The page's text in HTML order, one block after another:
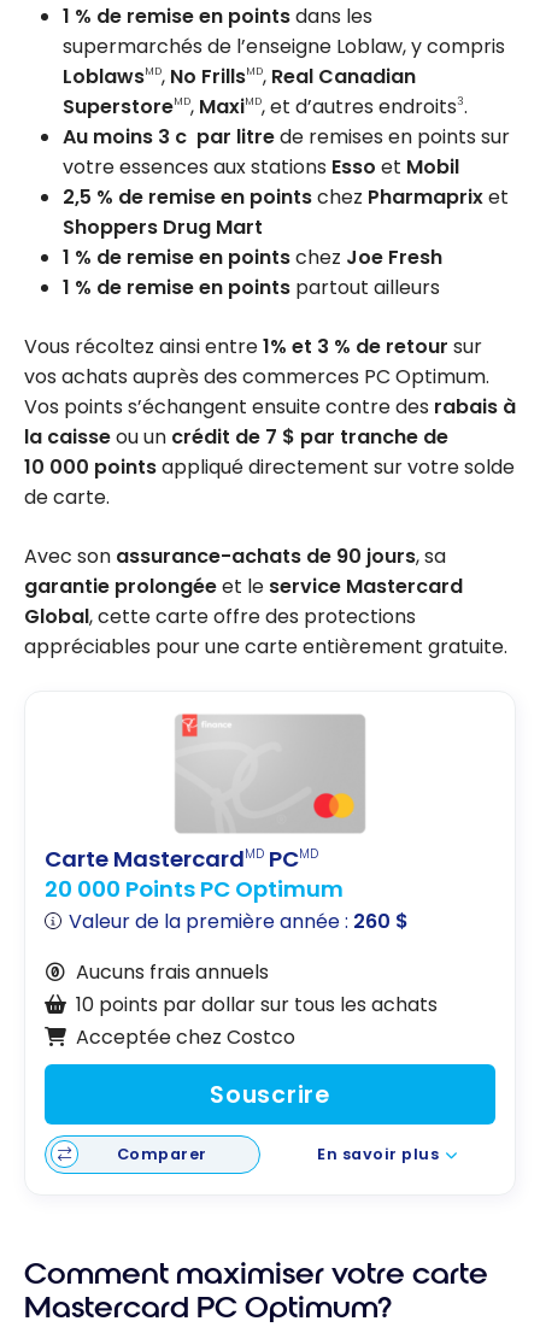
1 % de remise en pointsdans les
supermarchés de l’enseigne Loblaw, y compris
LoblawsMD, No FrillsMD, Real Canadian
SuperstoreMD, MaxiMD, et d’autres endroits3.
Au moins 3 c par litrede remises en points sur
votre essences aux stations Esso et Mobil
2,5 % de remise en pointschez Pharmaprixet
Shoppers Drug Mart
1 % de remise en pointschez Joe Fresh
1 % de remise en points partout ailleurs
Vous récoltez ainsi entre1% et 3 % de retour sur
vos achats auprès des commerces PC Optimum.
Vos points s’échangent ensuite contre des rabais à
la caisseou un crédit de 7 $ par tranche de
10 000 pointsappliqué directement sur votre solde
de carte.
Avec son assurance-achats de 90 jours, sa
garantie prolongéeet le service Mastercard
Global, cette carte offre des protections
appréciables pour une carte entièrement gratuite.
Carte MastercardMD PCMD
20 000 Points PC Optimum
Valeur de la première année : 260 $
Aucuns frais annuels
10 points par dollar sur tous les achats
Acceptée chez Costco
Souscrire
Comparer En savoir plus
Comment maximiser votre carte
Mastercard PC Optimum?